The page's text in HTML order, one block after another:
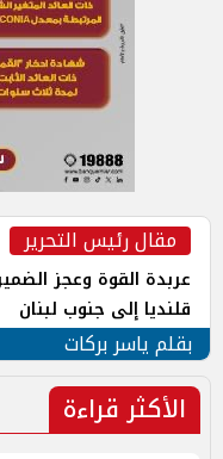
مقال رئيس التحرير
عربدة القوة وعجز
قلنديا إلى جنوب لبنان
بقلم ياسر بركات
الأكثر قراءة